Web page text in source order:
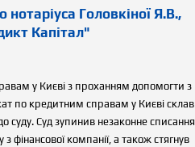
Головкіної Я.В.,
Капітал"
у Києві з проханням допомогти з
по кредитним справам у Києві склав
суду. Суд зупинив незаконне списання
фінансової компанії, а також стягнув